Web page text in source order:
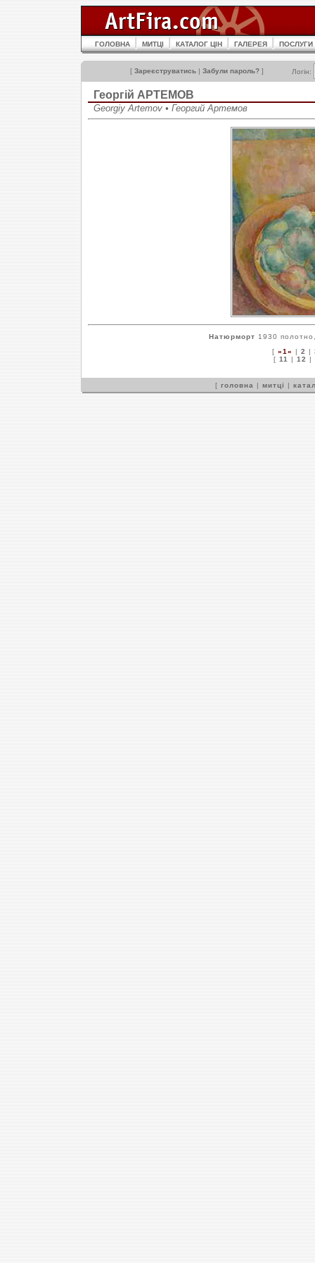
ГОЛОВНА МИТЦІ КАТАЛОГ ЦІН ГАЛЕРЕЯ ПОСЛУГИ
[ Зареєструватись | Забули пароль? ] Логін:
Георгій АРТЕМОВ
Georgiy Artemov • Георгий Артемов
Натюрморт 1930
[ »1« | 2 |
[ 11 | 12 |
[ головна | митці |